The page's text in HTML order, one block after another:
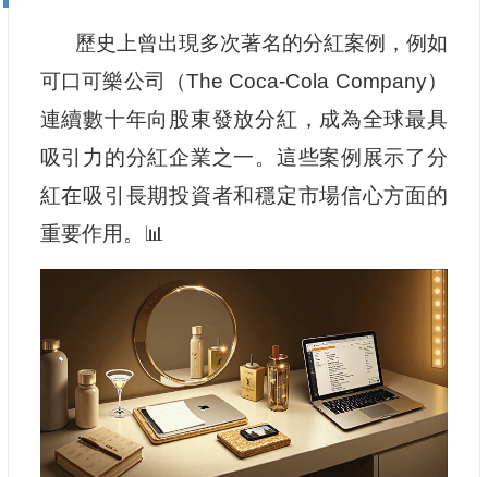
歷史上曾出現多次著名的分紅案例，例如
可口可樂公司（The Coca-Cola Company）
連續數十年向股東發放分紅，成為全球最具
吸引力的分紅企業之一。這些案例展示了分
紅在吸引長期投資者和穩定市場信心方面的
重要作用。📊